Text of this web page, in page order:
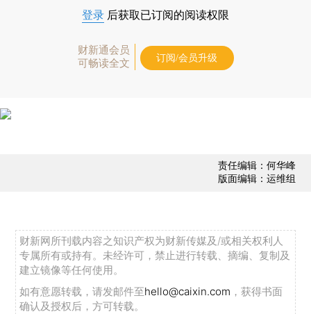
登录 后获取已订阅的阅读权限
财新通会员
可畅读全文
订阅/会员升级
责任编辑：何华峰
版面编辑：运维组
财新网所刊载内容之知识产权为财新传媒及/或相关权利人
专属所有或持有。未经许可，禁止进行转载、摘编、复制及
建立镜像等任何使用。
如有意愿转载，请发邮件至hello@caixin.com ，获得书面
确认及授权后，方可转载。